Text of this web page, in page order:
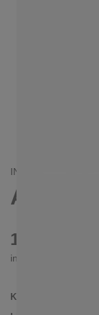
INDUSTRIAL/
ASPER
1480 €
inkl. MwSt. inkl.
Kollektion